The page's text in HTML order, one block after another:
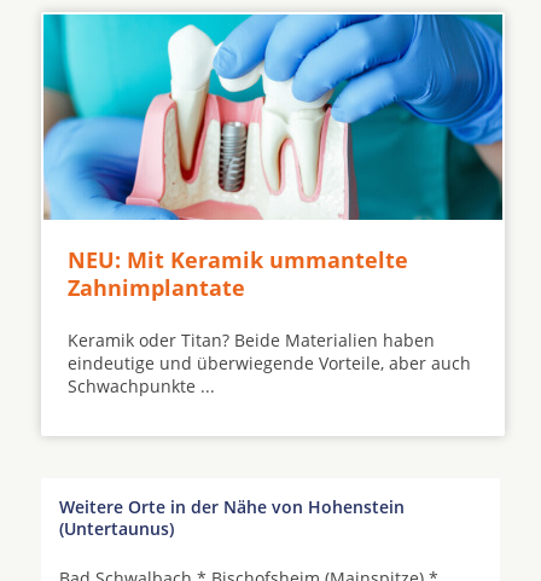
NEU: Mit Keramik ummantelte
Zahnimplantate
Keramik oder Titan? Beide Materialien haben
eindeutige und überwiegende Vorteile, aber auch
Schwachpunkte ...
Weitere Orte in der Nähe von Hohenstein
(Untertaunus)